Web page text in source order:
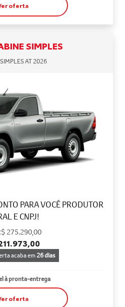
oferta
SIMPLES
AT 2026
PARA VOCÊ PRODUTOR
E CNPJ!
275.290,00
acaba em26 dias
à pronta-entrega
oferta